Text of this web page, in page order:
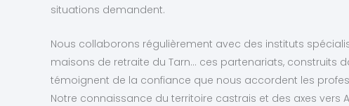
situations demandent.
Nous collaborons régulièrement avec des instituts
maisons de retraite du Tarn… ces partenariats, construits
témoignent de la confiance que nous accordent les
Notre connaissance du territoire castrais et des axes vers